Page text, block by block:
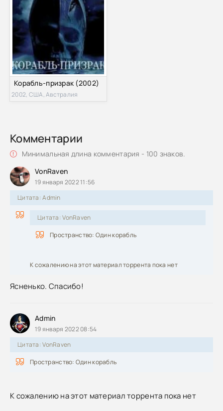
Корабль-призрак (2002)
2002, США, Австралия
Комментарии
Минимальная длина комментария - 100 знаков.
VonRaven
19 января 2022 11:56
Цитата: Admin
Цитата: VonRaven
Пространство: Один корабль
К сожалению на этот материал торрента пока нет
Ясненько. Спасибо!
Admin
19 января 2022 08:54
Цитата: VonRaven
Пространство: Один корабль
К сожалению на этот материал торрента пока нет